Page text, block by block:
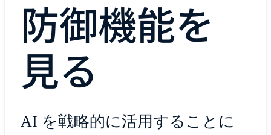
防御機能を
見る
AI を戦略的に活用することに